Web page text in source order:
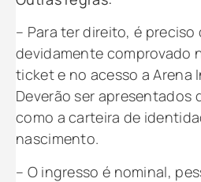
– Para ter direito, é
devidamente comprovado
ticket e no acesso a Arena
Deverão ser apresentados
como a carteira de
nascimento.
– O ingresso é nominal,